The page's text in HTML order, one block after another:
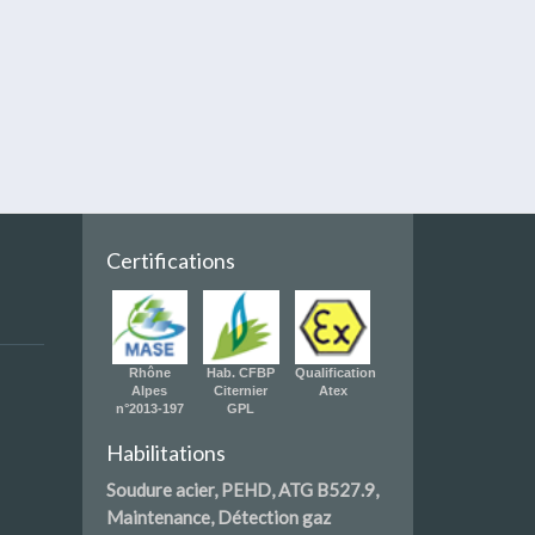
Certifications
Rhône
Alpes
n°2013-197
Hab. CFBP
Citernier
GPL
Qualification
Atex
Habilitations
Soudure acier, PEHD, ATG B527.9,
Maintenance, Détection gaz